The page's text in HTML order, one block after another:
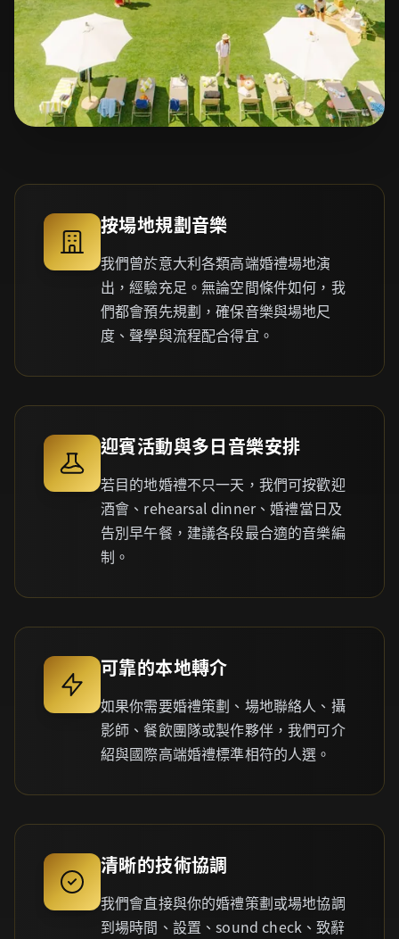
按場地規劃音樂
我們曾於意大利各類高端婚禮場地演
出，經驗充足。無論空間條件如何，我
們都會預先規劃，確保音樂與場地尺
度、聲學與流程配合得宜。
迎賓活動與多日音樂安排
若目的地婚禮不只一天，我們可按歡迎
酒會、rehearsal dinner、婚禮當日及
告別早午餐，建議各段最合適的音樂編
制。
可靠的本地轉介
如果你需要婚禮策劃、場地聯絡人、攝
影師、餐飲團隊或製作夥伴，我們可介
紹與國際高端婚禮標準相符的人選。
清晰的技術協調
我們會直接與你的婚禮策劃或場地協調
到場時間、設置、sound check、致辭